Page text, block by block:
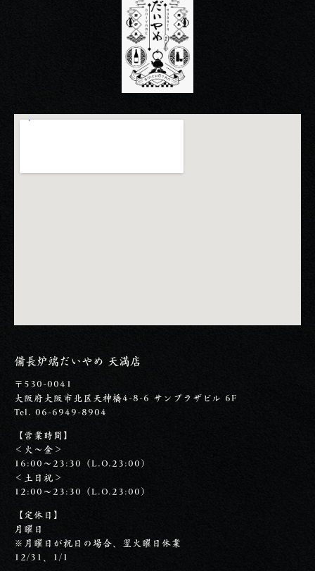
備長炉端だいやめ 天満店
〒530-0041
大阪府大阪市北区天神橋4-8-6 サンプラザビル 6F
Tel. 06-6949-8904
【営業時間】
＜火～金＞
16:00～23:30（L.O.23:00）
＜土日祝＞
12:00～23:30（L.O.23:00）
【定休日】
月曜日
※月曜日が祝日の場合、翌火曜日休業
12/31、1/1